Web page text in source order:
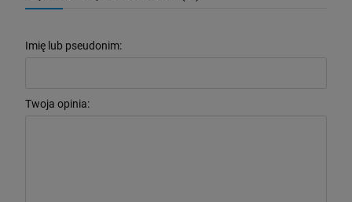
Imię lub pseudonim:
Twoja opinia: